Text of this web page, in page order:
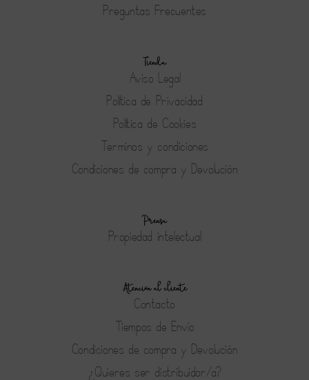
Preguntas Frecuentes
Tienda
Aviso Legal
Política de Privacidad
Política de Cookies
Terminos y condiciones
Condiciones de compra y Devolución
Prensa
Propiedad intelectual
Atención al cliente
Contacto
Tiempos de Envío
Condiciones de compra y Devolución
¿Quieres ser distribuidor/a?